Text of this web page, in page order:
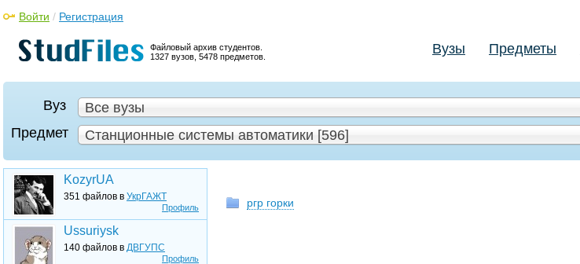
Файловый архив студентов.
1327 вузов, 5478 предметов.
Войти / Регистрация
Вузы Предметы
Вуз
Все вузы
Предмет
Станционные системы автоматики [596]
Профиль
KozyrUA
351 файлов в УкрГАЖТ
Профиль
Ussuriysk
140 файлов в ДВГУПС
ргр горки